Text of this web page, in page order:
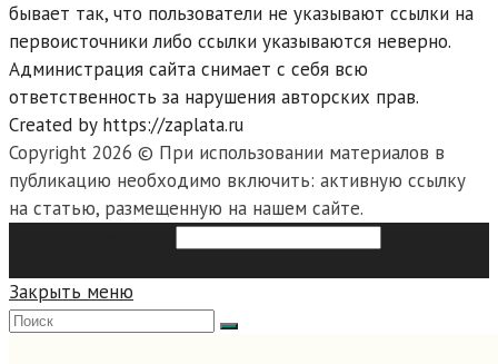
бывает так, что пользователи не указывают ссылки на
первоисточники либо ссылки указываются неверно.
Администрация сайта снимает с себя всю
ответственность за нарушения авторских прав.
Created by https://zaplata.ru
Copyright 2026 © При использовании материалов в
публикацию необходимо включить: активную ссылку
на статью, размещенную на нашем сайте.
Закрыть меню